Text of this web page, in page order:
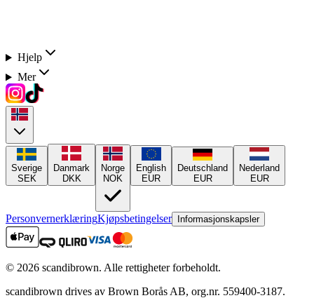
Hjelp
Mer
Sverige
SEK
Danmark
DKK
Norge
NOK
English
EUR
Deutschland
EUR
Nederland
EUR
PersonvernerklæringKjøpsbetingelser Informasjonskapsler
© 2026 scandibrown. Alle rettigheter forbeholdt.
scandibrown drives av Brown Borås AB, org.nr. 559400-3187.